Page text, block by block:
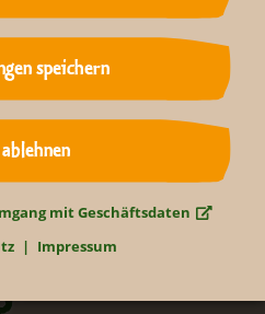
Übersicht
speichern
mit Geschäftsdaten
Impressum